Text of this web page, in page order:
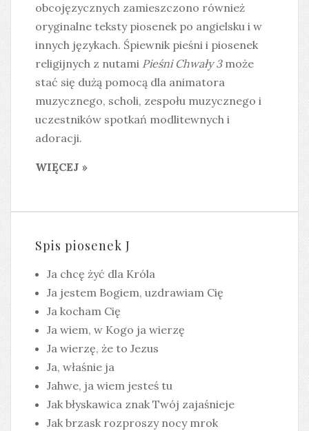
obcojęzycznych zamieszczono również
oryginalne teksty piosenek po angielsku i w
innych językach. Śpiewnik pieśni i piosenek
religijnych z nutami Pieśni Chwały 3może
stać się dużą pomocą dla animatora
muzycznego, scholi, zespołu muzycznego i
uczestników spotkań modlitewnych i
adoracji.
WIĘCEJ »
Spis piosenek J
Ja chcę żyć dla Króla
Ja jestem Bogiem, uzdrawiam Cię
Ja kocham Cię
Ja wiem, w Kogo ja wierzę
Ja wierzę, że to Jezus
Ja, właśnie ja
Jahwe, ja wiem jesteś tu
Jak błyskawica znak Twój zajaśnieje
Jak brzask rozproszy nocy mrok